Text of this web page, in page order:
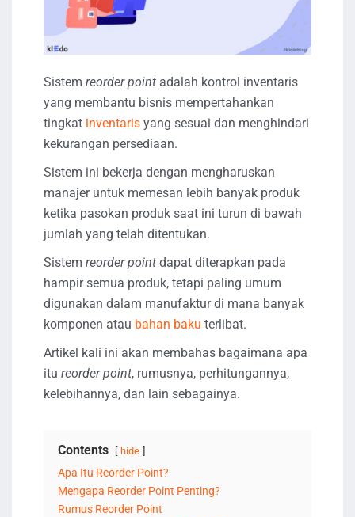
Sistem reorder point adalah kontrol inventaris
yang membantu bisnis mempertahankan
tingkat inventaris yang sesuai dan menghindari
kekurangan persediaan.
Sistem ini bekerja dengan mengharuskan
manajer untuk memesan lebih banyak produk
ketika pasokan produk saat ini turun di bawah
jumlah yang telah ditentukan.
Sistem reorder point dapat diterapkan pada
hampir semua produk, tetapi paling umum
digunakan dalam manufaktur di mana banyak
komponen atau bahan baku terlibat.
Artikel kali ini akan membahas bagaimana apa
itu reorder point, rumusnya, perhitungannya,
kelebihannya, dan lain sebagainya.
Contents hide
Apa Itu Reorder Point?
Mengapa Reorder Point Penting?
Rumus Reorder Point